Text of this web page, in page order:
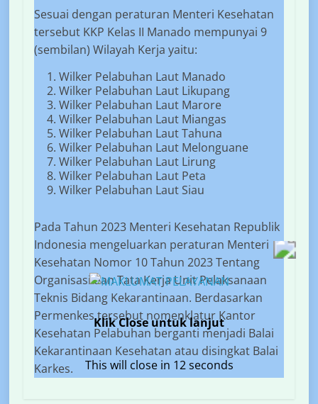
Sesuai dengan peraturan Menteri Kesehatan
tersebut KKP Kelas II Manado mempunyai 9
(sembilan) Wilayah Kerja yaitu:
Wilker Pelabuhan Laut Manado
Wilker Pelabuhan Laut Likupang
Wilker Pelabuhan Laut Marore
Wilker Pelabuhan Laut Miangas
Wilker Pelabuhan Laut Tahuna
Wilker Pelabuhan Laut Melonguane
Wilker Pelabuhan Laut Lirung
Wilker Pelabuhan Laut Peta
Wilker Pelabuhan Laut Siau
Pada Tahun 2023 Menteri Kesehatan Republik
Indonesia mengeluarkan peraturan Menteri
Kesehatan Nomor 10 Tahun 2023 Tentang
Organisasi dan Tata Kerja Unit Pelaksanaan
Teknis Bidang Kekarantinaan. Berdasarkan
Permenkes tersebut nomenklatur Kantor
Kesehatan Pelabuhan berganti menjadi Balai
Kekarantinaan Kesehatan atau disingkat Balai
Karkes.
Klik Close untuk lanjut
This will close in 11seconds